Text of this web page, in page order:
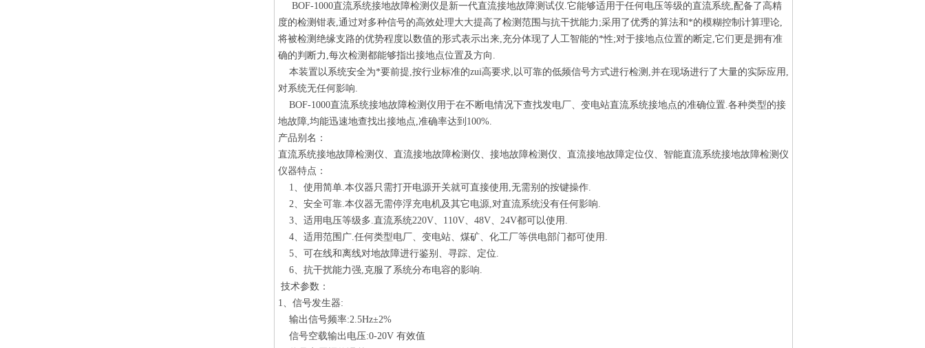
BOF-1000直流系统接地故障检测仪是新一代直流接地故障测试仪.它能够适用于任何电压等级的直流系统,配备了高精
度的检测钳表,通过对多种信号的高效处理大大提高了检测范围与抗干扰能力;采用了优秀的算法和*的模糊控制计算理论,
将被检测绝缘支路的优势程度以数值的形式表示出来,充分体现了人工智能的*性;对于接地点位置的断定,它们更是拥有准
确的判断力,每次检测都能够指出接地点位置及方向.
本装置以系统安全为*要前提,按行业标准的zui高要求,以可靠的低频信号方式进行检测,并在现场进行了大量的实际应用,
对系统无任何影响.
BOF-1000直流系统接地故障检测仪用于在不断电情况下查找发电厂、变电站直流系统接地点的准确位置.各种类型的接
地故障,均能迅速地查找出接地点,准确率达到100%.
产品别名：
直流系统接地故障检测仪、 直流接地故障检测仪、接地故障检测仪、直流接地故障定位仪、智能直流系统接地故障检测仪
仪器特点：
1、使用简单.本仪器只需打开电源开关就可直接使用,无需别的按键操作.
2、安全可靠.本仪器无需停浮充电机及其它电源,对直流系统没有任何影响.
3、适用电压等级多.直流系统220V、110V、48V、24V都可以使用.
4、适用范围广.任何类型电厂、变电站、煤矿、化工厂等供电部门都可使用.
5、可在线和离线对地故障进行鉴别、寻踪、定位.
6、抗干扰能力强,克服了系统分布电容的影响.
技术参数：
1、信号发生器:
输出信号频率:2.5Hz±2%
信号空载输出电压:0-20V 有效值